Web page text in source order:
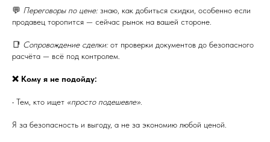
💬 Переговоры по цене:знаю, как добиться скидки, особенно если
продавец торопится — сейчас рынок на вашей стороне.
📑 Сопровождение сделки:от проверки документов до безопасного
расчёта — всё под контролем.
❌ Кому я не подойду:
• Тем, кто ищет «просто подешевле».
Я за безопасность и выгоду, а не за экономию любой ценой.